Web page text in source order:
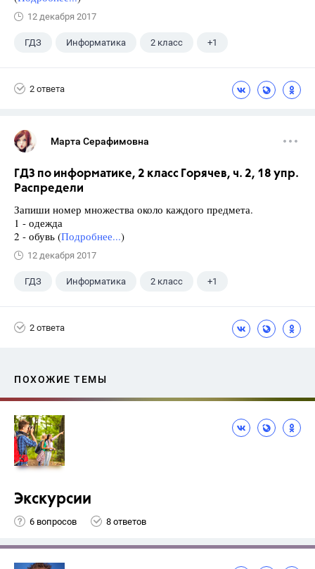
12 декабря 2017
ГДЗ Информатика 2 класс +1
2 ответа
Марта Серафимовна
ГДЗ по информатике, 2 класс Горячев, ч. 2, 18 упр.
Распредели
Запиши номер множества около каждого предмета.
1 - одежда
2 - обувь (Подробнее...)
12 декабря 2017
ГДЗ Информатика 2 класс +1
2 ответа
ПОХОЖИЕ ТЕМЫ
Экскурсии
6 вопросов 8 ответов